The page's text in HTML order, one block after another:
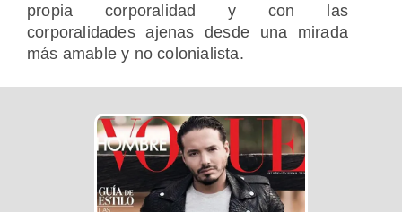
propia corporalidad y con las
corporalidades ajenas desde una mirada
más amable y no colonialista.